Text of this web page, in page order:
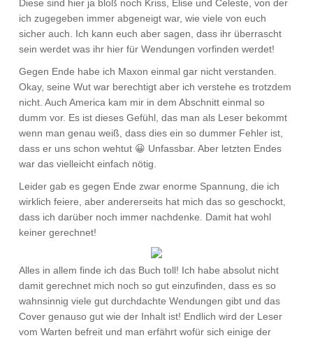
Diese sind hier ja bloß noch Kriss, Elise und Celeste, von der
ich zugegeben immer abgeneigt war, wie viele von euch
sicher auch. Ich kann euch aber sagen, dass ihr überrascht
sein werdet was ihr hier für Wendungen vorfinden werdet!
Gegen Ende habe ich Maxon einmal gar nicht verstanden.
Okay, seine Wut war berechtigt aber ich verstehe es trotzdem
nicht. Auch America kam mir in dem Abschnitt einmal so
dumm vor. Es ist dieses Gefühl, das man als Leser bekommt
wenn man genau weiß, dass dies ein so dummer Fehler ist,
dass er uns schon wehtut 😀 Unfassbar. Aber letzten Endes
war das vielleicht einfach nötig.
Leider gab es gegen Ende zwar enorme Spannung, die ich
wirklich feiere, aber andererseits hat mich das so geschockt,
dass ich darüber noch immer nachdenke. Damit hat wohl
keiner gerechnet!
Alles in allem finde ich das Buch toll! Ich habe absolut nicht
damit gerechnet mich noch so gut einzufinden, dass es so
wahnsinnig viele gut durchdachte Wendungen gibt und das
Cover genauso gut wie der Inhalt ist! Endlich wird der Leser
vom Warten befreit und man erfährt wofür sich einige der